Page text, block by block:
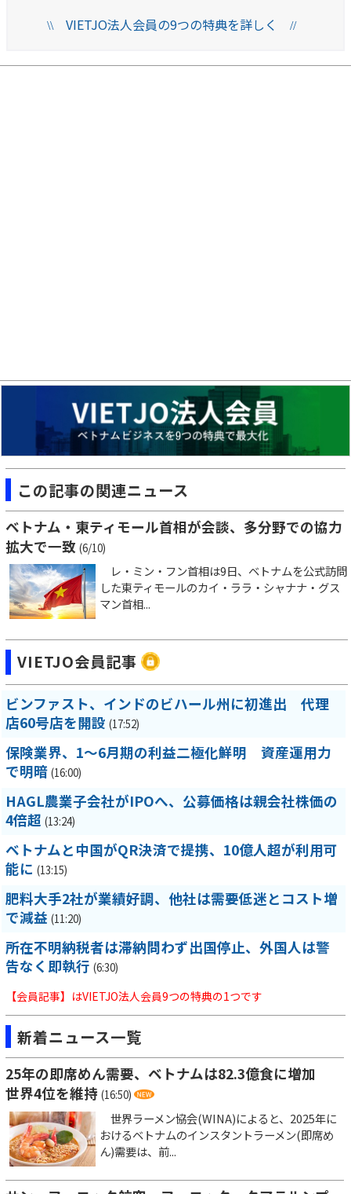
\\VIETJO法人会員の9つの特典を詳しく //
この記事の関連ニュース
ベトナム・東ティモール首相が会談、多分野での協力
拡大で一致 (6/10)
レ・ミン・フン首相は9日、ベトナムを公式訪問
した東ティモールのカイ・ララ・シャナナ・グス
マン首相...
VIETJO会員記事
ビンファスト、インドのビハール州に初進出 代理
店60号店を開設 (17:52)
保険業界、1～6月期の利益二極化鮮明 資産運用力
で明暗 (16:00)
HAGL農業子会社がIPOへ、公募価格は親会社株価の
4倍超 (13:24)
ベトナムと中国がQR決済で提携、10億人超が利用可
能に (13:15)
肥料大手2社が業績好調、他社は需要低迷とコスト増
で減益 (11:20)
所在不明納税者は滞納問わず出国停止、外国人は警
告なく即執行 (6:30)
【会員記事】はVIETJO法人会員9つの特典の1つです
新着ニュース一覧
25年の即席めん需要、ベトナムは82.3億食に増加
世界4位を維持 (16:50)
世界ラーメン協会(WINA)によると、2025年に
おけるベトナムのインスタントラーメン(即席め
ん)需要は、前...